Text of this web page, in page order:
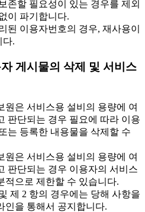
존할 필요성이 있는 경우를 제외
이 파기합니다.
된 이용자번호의 경우, 재사용이
다.
게시물의 삭제 및 서비스
은 서비스용 설비의 용량에 여
판단되는 경우 필요에 따라 이용
는 등록한 내용물을 삭제할 수
은 서비스용 설비의 용량에 여
판단되는 경우 이용자의 서비스
적으로 제한할 수 있습니다.
제 2 항의 경우에는 당해 사항을
인을 통해서 공지합니다.